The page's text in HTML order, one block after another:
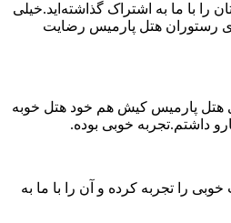
را با ما به اشتراک گذاشته‌اید.خیلی
رستوران هتل پارمیس رضایت
پارمیس کیش هم خود هتل خوبه
داشتم.تجربه خوبی بوده.
را تجربه کرده و آن را با ما به